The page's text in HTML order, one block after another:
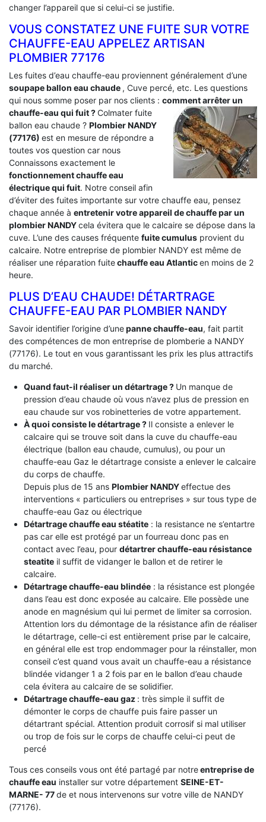
changer l’appareil que si celui-ci se justifie.
VOUS CONSTATEZ UNE FUITE SUR VOTRE
CHAUFFE-EAU APPELEZ ARTISAN
PLOMBIER 77176
Les fuites d’eau chauffe-eau proviennent généralement d’une
soupape ballon eau chaude , Cuve percé, etc. Les questions
qui nous somme poser par nos clients : comment arrêter un
chauffe-eau qui fuit ?Colmater fuite
ballon eau chaude ? Plombier NANDY
(77176) est en mesure de répondre a
toutes vos question car nous
Connaissons exactement le
fonctionnement chauffe eau
électrique qui fuit. Notre conseil afin
d’éviter des fuites importante sur votre chauffe eau, pensez
chaque année à entretenir votre appareil de chauffe par un
plombier NANDYcela évitera que le calcaire se dépose dans la
cuve. L’une des causes fréquente fuite cumulus provient du
calcaire. Notre entreprise de plombier NANDY est même de
réaliser une réparation fuitechauffe eau Atlanticen moins de 2
heure.
PLUS D’EAU CHAUDE! DÉTARTRAGE
CHAUFFE-EAU PAR PLOMBIER NANDY
Savoir identifier l’origine d’unepanne chauffe-eau, fait partit
des compétences de mon entreprise de plomberie a NANDY
(77176). Le tout en vous garantissant les prix les plus attractifs
du marché.
Quand faut-il réaliser un détartrage ? Un manque de
pression d’eau chaude où vous n’avez plus de pression en
eau chaude sur vos robinetteries de votre appartement.
À quoi consiste le détartrage ? Il consiste a enlever le
calcaire qui se trouve soit dans la cuve du chauffe-eau
électrique (ballon eau chaude, cumulus), ou pour un
chauffe-eau Gaz le détartrage consiste a enlever le calcaire
du corps de chauffe.
Depuis plus de 15 ans Plombier NANDYeffectue des
interventions « particuliers ou entreprises » sur tous type de
chauffe-eau Gaz ou électrique
Détartrage chauffe eau stéatite: la resistance ne s’entartre
pas car elle est protégé par un fourreau donc pas en
contact avec l’eau, pour détartrer chauffe-eau résistance
steatiteil suffit de vidanger le ballon et de retirer le
calcaire.
Détartrage chauffe-eau blindée: la résistance est plongée
dans l’eau est donc exposée au calcaire. Elle possède une
anode en magnésium qui lui permet de limiter sa corrosion.
Attention lors du démontage de la résistance afin de réaliser
le détartrage, celle-ci est entièrement prise par le calcaire,
en général elle est trop endommager pour la réinstaller, mon
conseil c’est quand vous avait un chauffe-eau a résistance
blindée vidanger 1 a 2 fois par en le ballon d’eau chaude
cela évitera au calcaire de se solidifier.
Détartrage chauffe-eau gaz : très simple il suffit de
démonter le corps de chauffe puis faire passer un
détartrant spécial. Attention produit corrosif si mal utiliser
ou trop de fois sur le corps de chauffe celui-ci peut de
percé
Tous ces conseils vous ont été partagé par notreentreprise de
chauffe eau installer sur votre département SEINE-ET-
MARNE- 77de et nous intervenons sur votre ville de NANDY
(77176).